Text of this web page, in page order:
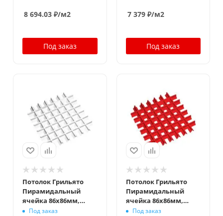
ширина 10 мм
8 694.03 ₽/м2
Под заказ
7 379₽/м2
Под заказ
Потолок Грильято
Пирамидальный
ячейка 86х86мм,
суперхром, высота 35
Под заказ
Потолок Грильято
Пирамидальный
ячейка 86х86мм,
окраска по RAL,
Под заказ